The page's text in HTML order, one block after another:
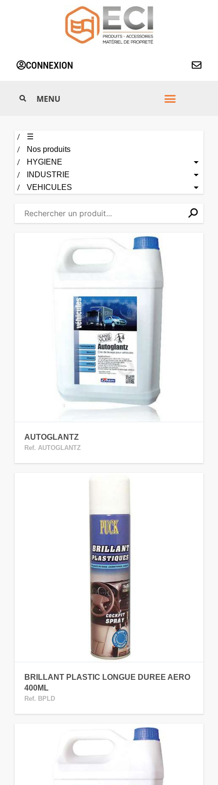
CONNEXION
☰
Nos produits
HYGIENE
INDUSTRIE
VEHICULES
✕⚲
Ref. AUTOGLANTZ
AUTOGLANTZ
Ref. BPLD
BRILLANT PLASTIC LONGUE DUREE AERO
400ML